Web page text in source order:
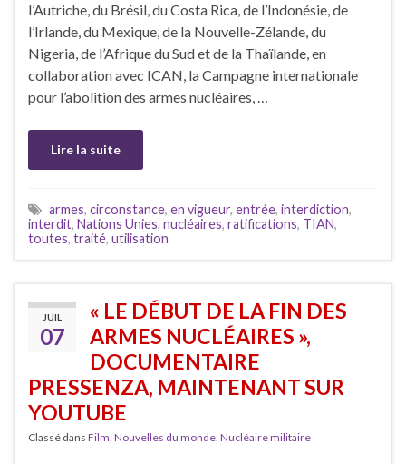
l’Autriche, du Brésil, du Costa Rica, de l’Indonésie, de
l’Irlande, du Mexique, de la Nouvelle-Zélande, du
Nigeria, de l’Afrique du Sud et de la Thaïlande, en
collaboration avec ICAN, la Campagne internationale
pour l’abolition des armes nucléaires, …
Lire la suite
armes, circonstance, en vigueur, entrée, interdiction,
interdit, Nations Unies, nucléaires, ratifications, TIAN,
toutes, traité, utilisation
JUIL
07
« LE DÉBUT DE LA FIN DES
ARMES NUCLÉAIRES »,
DOCUMENTAIRE
PRESSENZA, MAINTENANT SUR
YOUTUBE
Classé dans Film, Nouvelles du monde, Nucléaire militaire